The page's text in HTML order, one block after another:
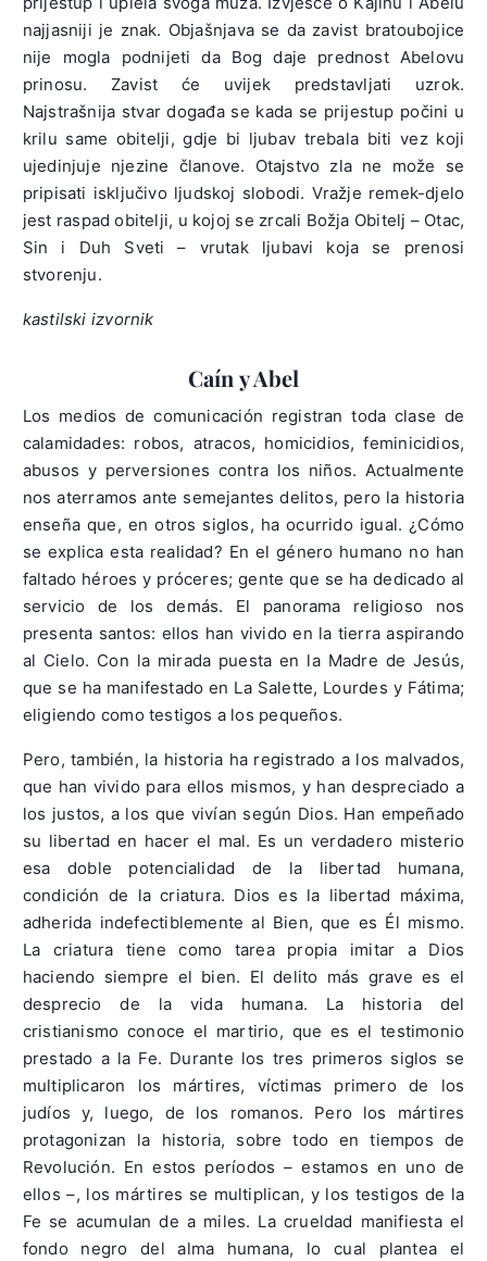
najjasniji je znak. Objašnjava se da zavist bratoubojice
nije mogla podnijeti da Bog daje prednost Abelovu
prinosu. Zavist će uvijek predstavljati uzrok.
Najstrašnija stvar događa se kada se prijestup počini u
krilu same obitelji, gdje bi ljubav trebala biti vez koji
ujedinjuje njezine članove. Otajstvo zla ne može se
pripisati isključivo ljudskoj slobodi. Vražje remek-djelo
jest raspad obitelji, u kojoj se zrcali Božja Obitelj – Otac,
Sin i Duh Sveti – vrutak ljubavi koja se prenosi
stvorenju.
kastilski izvornik
Caín y Abel
Los medios de comunicación registran toda clase de
calamidades: robos, atracos, homicidios, feminicidios,
abusos y perversiones contra los niños. Actualmente
nos aterramos ante semejantes delitos, pero la historia
enseña que, en otros siglos, ha ocurrido igual. ¿Cómo
se explica esta realidad? En el género humano no han
faltado héroes y próceres; gente que se ha dedicado al
servicio de los demás. El panorama religioso nos
presenta santos: ellos han vivido en la tierra aspirando
al Cielo. Con la mirada puesta en la Madre de Jesús,
que se ha manifestado en La Salette, Lourdes y Fátima;
eligiendo como testigos a los pequeños.
Pero, también, la historia ha registrado a los malvados,
que han vivido para ellos mismos, y han despreciado a
los justos, a los que vivían según Dios. Han empeñado
su libertad en hacer el mal. Es un verdadero misterio
esa doble potencialidad de la libertad humana,
condición de la criatura. Dios es la libertad máxima,
adherida indefectiblemente al Bien, que es Él mismo.
La criatura tiene como tarea propia imitar a Dios
haciendo siempre el bien. El delito más grave es el
desprecio de la vida humana. La historia del
cristianismo conoce el martirio, que es el testimonio
prestado a la Fe. Durante los tres primeros siglos se
multiplicaron los mártires, víctimas primero de los
judíos y, luego, de los romanos. Pero los mártires
protagonizan la historia, sobre todo en tiempos de
Revolución. En estos períodos – estamos en uno de
ellos –, los mártires se multiplican, y los testigos de la
Fe se acumulan de a miles. La crueldad manifiesta el
fondo negro del alma humana, lo cual plantea el